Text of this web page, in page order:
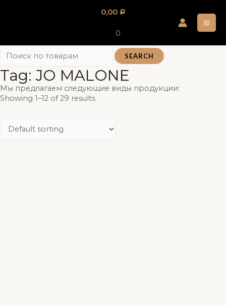
0,00 Р
0
SEARCH
Tag: JO MALONE
Мы предлагаем следующие виды продукции:
Showing 1–12 of 29 results